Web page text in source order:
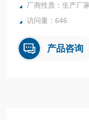
厂商性质：生产厂
访问量：646
产品咨询